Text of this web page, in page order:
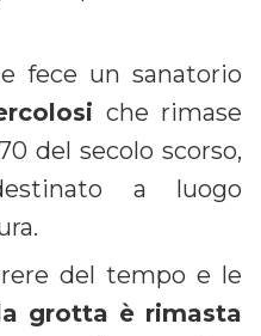
fece un sanatorio
che rimase
del secolo scorso,
a luogo
del tempo e le
grotta è rimasta